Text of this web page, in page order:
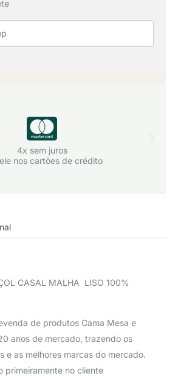
4x sem juros
nos cartões de crédito
CASAL MALHA LISO 100%
de produtos Cama Mesa e
anos de mercado, trazendo os
e as melhores marcas do mercado.
primeiramente no cliente